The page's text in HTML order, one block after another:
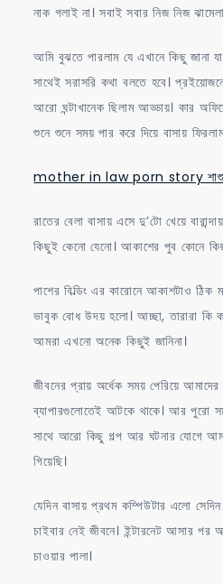
নাক গলাই না। সবাই সবার নিজ নিজ
আমি বুঝতে পারলাম যে এখানে কিছু জানা
সাথেই সরাসরি কথা বলতে হবে।
আরো ঘন্টাখানেক ছিলাম আড্ডায়। কার
শুনে শুনে সময় পার করে দিয়ে বাসায়
mother in law porn story
রাতের বেলা বাসায় এসে দু’টো খেয়ে
কিছুই কেনো যেনো। আকাশের পুব কোনে
পাশের বিল্ডিং এর কারোনে আকাশটাও ঠিক
ভাবুক বোধ উদয় হলো। আচ্ছা, তারারা কি
আমরা এখনো অনেক কিছুই জানিনা।
জীবনের প্রায় অর্ধেক সময় পেরিয়ে
ব্যাপারগুলোতেই আটকে থাকে। আর পুরো
সাথে আরো কিছু গল্প আর ঘটনার যোগে
গিয়েছি।
যেদিন বাসায় প্রথম কম্পিউটার এলো
চাইবার নেই জীবনে। ইন্টারনেট আসার
চাওয়ার পালা।